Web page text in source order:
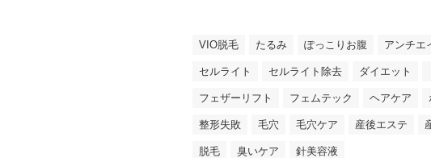
VIO脱毛 たるみ ぽっこりお腹 アンチエ
セルライト セルライト除去 ダイエット
フェザーリフト フェムテック ヘアケア
整形失敗 毛穴 毛穴ケア 産後エステ
脱毛 臭いケア 針美容液